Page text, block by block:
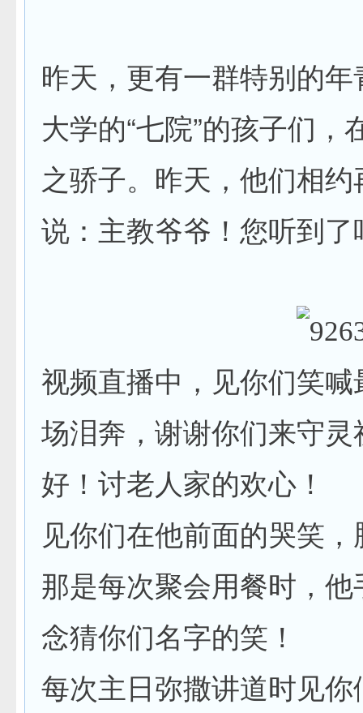
昨天，更有一群特别的
大学的“七院”的孩子们
之骄子。昨天，他们相
说：主教爷爷！您听到了
视频直播中，见你们笑
场泪奔，谢谢你们来守
好！讨老人家的欢心！
见你们在他前面的哭笑
那是每次聚会用餐时，
念猜你们名字的笑！
每次主日弥撒讲道时见